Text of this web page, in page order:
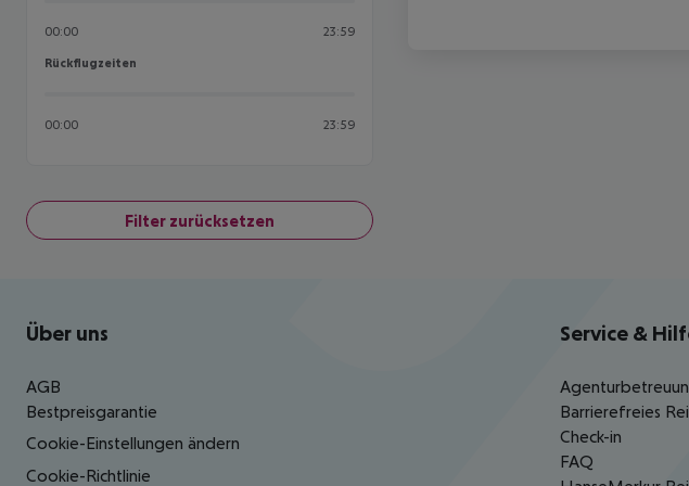
00:00 23:59
Rückflugzeiten
Rückflugzeiten
00:00 23:59
Filter zurücksetzen
Footer navigation
Über uns
AGB
Bestpreisgarantie
Cookie-Einstellungen ändern
Cookie-Richtlinie
Service &
Barrierefreies
Check-in
FAQ